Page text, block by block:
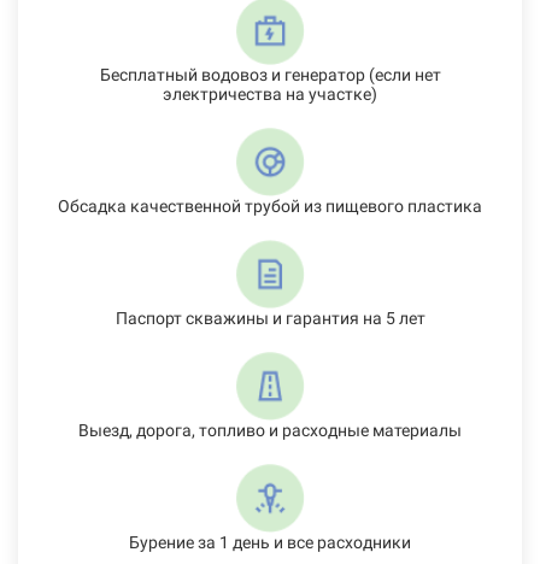
Бесплатный водовоз и генератор (если нет
электричества на участке)
Обсадка качественной трубой из пищевого пластика
Паспорт скважины и гарантия на 5 лет
Выезд, дорога, топливо и расходные материалы
Бурение за 1 день и все расходники